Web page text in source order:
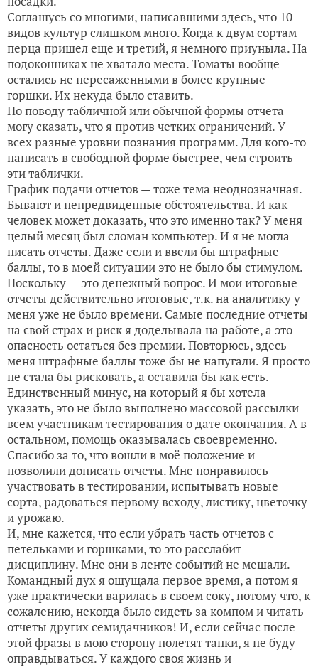
Соглашусь со многими, написавшими здесь, что 10
видов культур слишком много. Когда к двум сортам
перца пришел еще и третий, я немного приуныла. На
подоконниках не хватало места. Томаты вообще
остались не пересаженными в более крупные
горшки. Их некуда было ставить.
По поводу табличной или обычной формы отчета
могу сказать, что я против четких ограничений. У
всех разные уровни познания программ. Для кого-то
написать в свободной форме быстрее, чем строить
эти таблички.
График подачи отчетов — тоже тема неоднозначная.
Бывают и непредвиденные обстоятельства. И как
человек может доказать, что это именно так? У меня
целый месяц был сломан компьютер. И я не могла
писать отчеты. Даже если и ввели бы штрафные
баллы, то в моей ситуации это не было бы стимулом.
Поскольку — это денежный вопрос. И мои итоговые
отчеты действительно итоговые, т.к. на аналитику у
меня уже не было времени. Самые последние отчеты
на свой страх и риск я доделывала на работе, а это
опасность остаться без премии. Повторюсь, здесь
меня штрафные баллы тоже бы не напугали. Я просто
не стала бы рисковать, а оставила бы как есть.
Единственный минус, на который я бы хотела
указать, это не было выполнено массовой рассылки
всем участникам тестирования о дате окончания. А в
остальном, помощь оказывалась своевременно.
Спасибо за то, что вошли в моё положение и
позволили дописать отчеты. Мне понравилось
участвовать в тестировании, испытывать новые
сорта, радоваться первому всходу, листику, цветочку
и урожаю.
И, мне кажется, что если убрать часть отчетов с
петельками и горшками, то это расслабит
дисциплину. Мне они в ленте событий не мешали.
Командный дух я ощущала первое время, а потом я
уже практически варилась в своем соку, потому что, к
сожалению, некогда было сидеть за компом и читать
отчеты других семидачников! И, если сейчас после
этой фразы в мою сторону полетят тапки, я не буду
оправдываться. У каждого своя жизнь и